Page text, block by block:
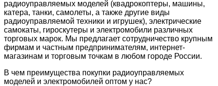
радиоуправляемых моделей (квадрокоптеры, машины,
катера, танки, самолеты, а также другие виды
радиоуправляемой техники и игрушек), электрические
самокаты, гироскутеры и электромобили различных
торговых марок. Мы предлагает сотрудничество крупным
фирмам и частным предпринимателям, интернет-
магазинам и торговым точкам в любом городе России.
В чем преимущества покупки радиоуправляемых
моделей и электромобилей оптом у нас?